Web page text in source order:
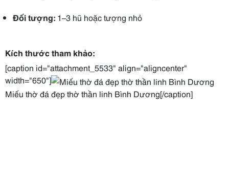
Đối tượng: 1–3 hũ hoặc tượng nhỏ
Kích thước tham khảo:
[caption id="attachment_5533" align="aligncenter"
width="650"]
Miếu thờ đá đẹp thờ thần linh Bình Dương[/caption]